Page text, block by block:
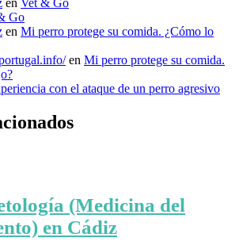
en Vet & Go
Go
en Mi perro protege su comida. ¿Cómo lo
en Mi perro protege su comida.
con el ataque de un perro agresivo
(Medicina del
en Cádiz